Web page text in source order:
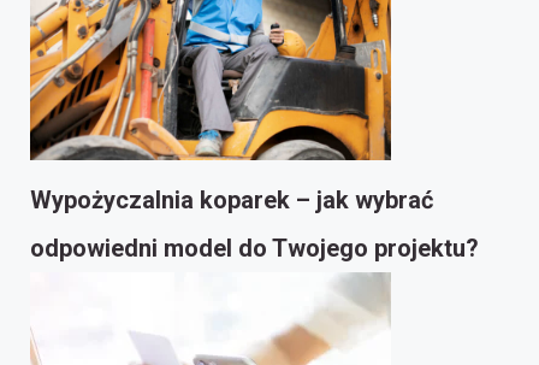
Wypożyczalnia koparek – jak wybrać
odpowiedni model do Twojego projektu?